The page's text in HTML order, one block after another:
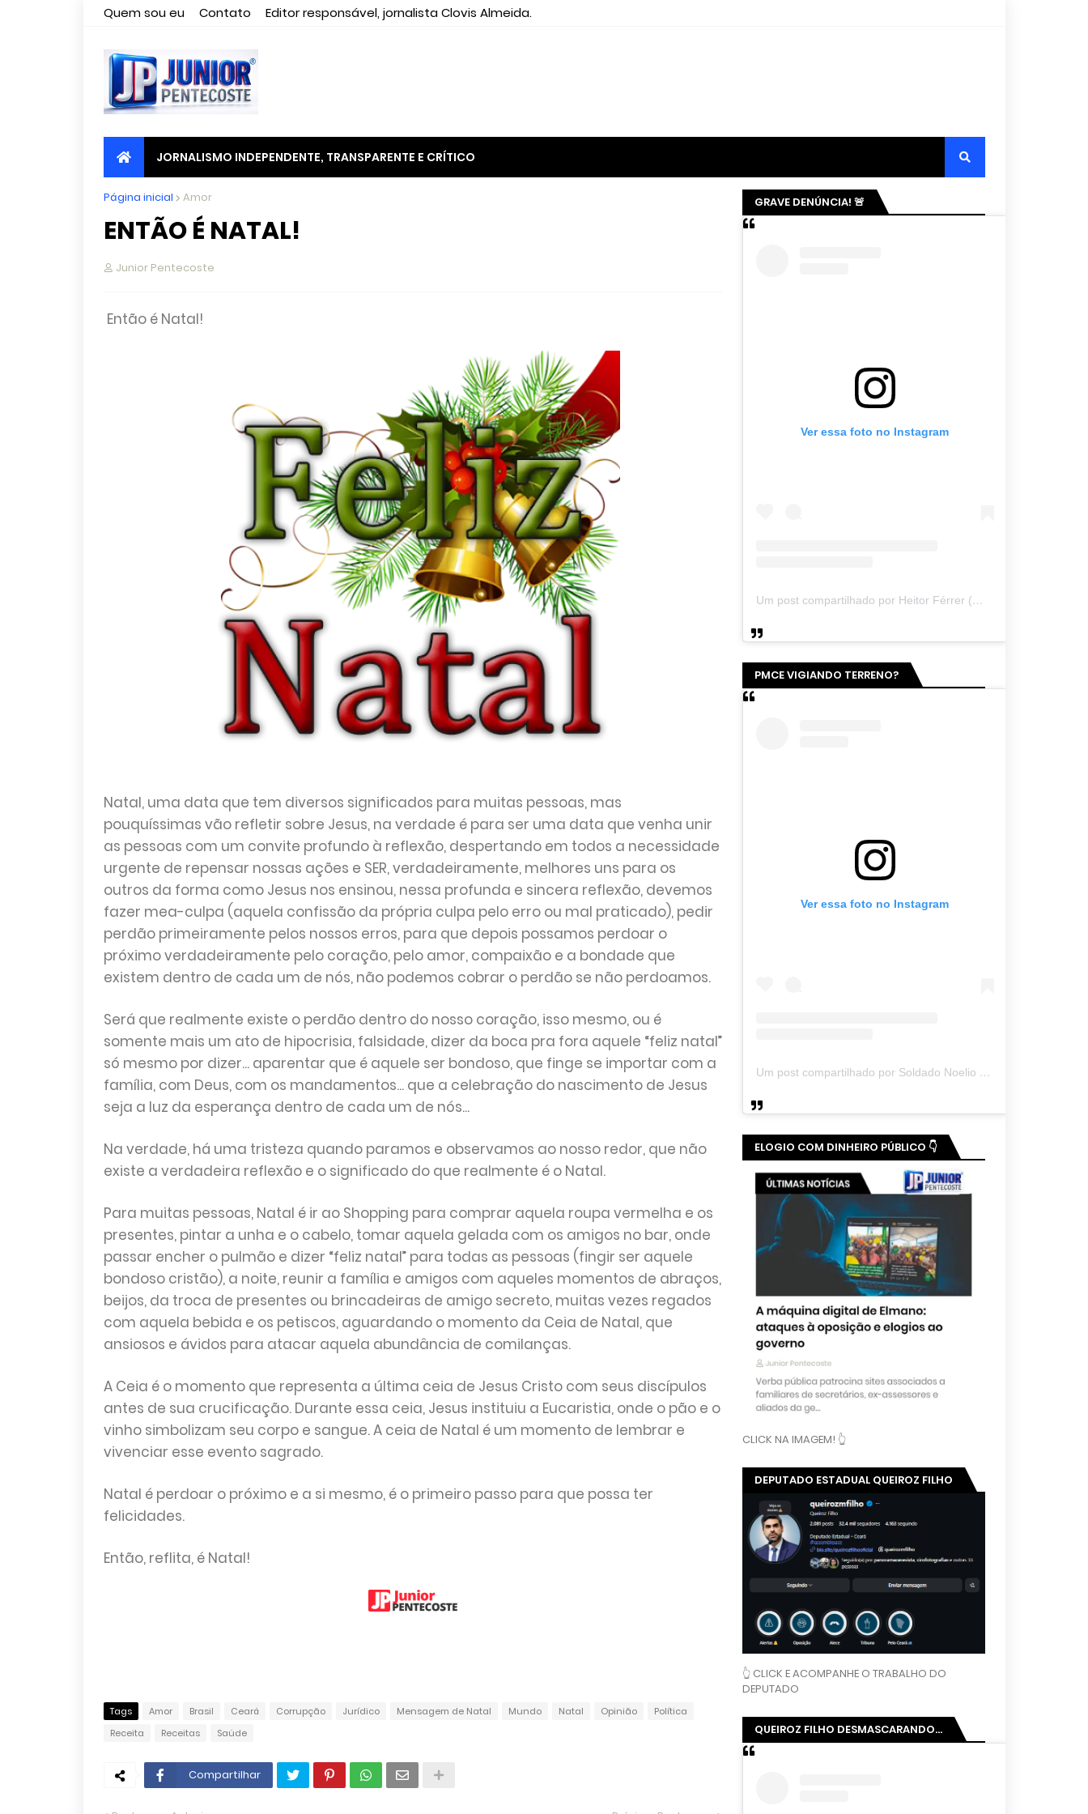
Quem sou eu Contato Editor responsável, jornalista Clovis Almeida.
JORNALISMO INDEPENDENTE, TRANSPARENTE E CRÍTICO
Página inicial Amor
ENTÃO É NATAL!
Junior Pentecoste
Então é Natal!
Natal, uma data que tem diversos significados para muitas pessoas, mas
pouquíssimas vão refletir sobre Jesus, na verdade é para ser uma data que venha unir
as pessoas com um convite profundo à reflexão, despertando em todos a necessidade
urgente de repensar nossas ações e SER, verdadeiramente, melhores uns para os
outros da forma como Jesus nos ensinou, nessa profunda e sincera reflexão, devemos
fazer mea-culpa (aquela confissão da própria culpa pelo erro ou mal praticado), pedir
perdão primeiramente pelos nossos erros, para que depois possamos perdoar o
próximo verdadeiramente pelo coração, pelo amor, compaixão e a bondade que
existem dentro de cada um de nós, não podemos cobrar o perdão se não perdoamos.
Será que realmente existe o perdão dentro do nosso coração, isso mesmo, ou é
somente mais um ato de hipocrisia, falsidade, dizer da boca pra fora aquele “feliz natal”
só mesmo por dizer... aparentar que é aquele ser bondoso, que finge se importar com a
família, com Deus, com os mandamentos... que a celebração do nascimento de Jesus
seja a luz da esperança dentro de cada um de nós...
Na verdade, há uma tristeza quando paramos e observamos ao nosso redor, que não
existe a verdadeira reflexão e o significado do que realmente é o Natal.
Para muitas pessoas, Natal é ir ao Shopping para comprar aquela roupa vermelha e os
presentes, pintar a unha e o cabelo, tomar aquela gelada com os amigos no bar, onde
passar encher o pulmão e dizer “feliz natal” para todas as pessoas (fingir ser aquele
bondoso cristão), a noite, reunir a família e amigos com aqueles momentos de abraços,
beijos, da troca de presentes ou brincadeiras de amigo secreto, muitas vezes regados
com aquela bebida e os petiscos, aguardando o momento da Ceia de Natal, que
ansiosos e ávidos para atacar aquela abundância de comilanças.
A Ceia é o momento que representa a última ceia de Jesus Cristo com seus discípulos
antes de sua crucificação. Durante essa ceia, Jesus instituiu a Eucaristia, onde o pão e o
vinho simbolizam seu corpo e sangue. A ceia de Natal é um momento de lembrar e
vivenciar esse evento sagrado.
Natal é perdoar o próximo e a si mesmo, é o primeiro passo para que possa ter
felicidades.
Então, reflita, é Natal!
Tags Amor Brasil Ceará Corrupção Jurídico Mensagem de Natal Mundo Natal Opinião
Política
Receita
Receitas Saúde
Compartilhar
GRAVE DENÚNCIA! 🚨
Ver essa foto no Instagram
Um post compartilhado por Heitor Férrer (@heitor_ferrer77)
PMCE VIGIANDO TERRENO?
Ver essa foto no Instagram
Um post compartilhado por Soldado Noelio (@soldadonoelio)
ELOGIO COM DINHEIRO PÚBLICO 👇
CLICK NA IMAGEM! 👆
DEPUTADO ESTADUAL QUEIROZ FILHO
👆 CLICK E ACOMPANHE O TRABALHO DO
DEPUTADO
QUEIROZ FILHO DESMASCARANDO...